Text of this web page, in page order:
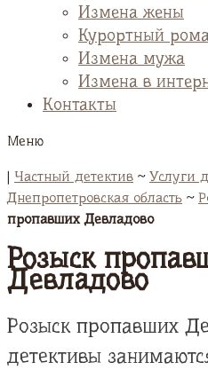
Измена жены
Курортный
Измена мужа
Измена в
Контакты
Меню
| Частный детектив ~ Услуги
Днепропетровская область ~
пропавших Девладово
Розыск
Девладово
Розыск пропавших
детективы